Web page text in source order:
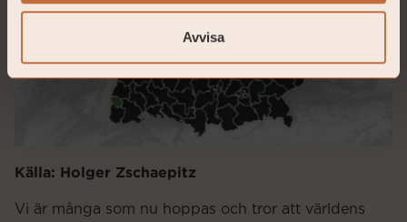
Avvisa
Källa: Holger Zschaepitz
Vi är många som nu hoppas och tror att världens